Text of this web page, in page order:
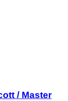
/ Master